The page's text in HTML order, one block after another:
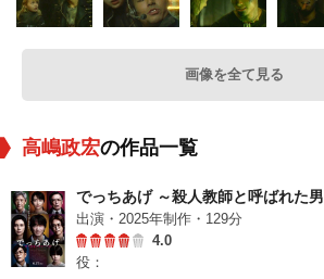
画像を全て見る
高嶋政宏の作品一覧
でっちあげ ～殺人教師と呼ばれた男
出演・2025年制作・129分
4.0
役：